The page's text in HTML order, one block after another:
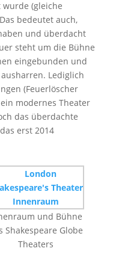
(gleiche
bedeutet auch,
und überdacht
steht um die Bühne
eingebunden und
Lediglich
(Feuerlöscher
modernes Theater
das überdachte
erst 2014
und Bühne
Shakespeare Globe
Theaters